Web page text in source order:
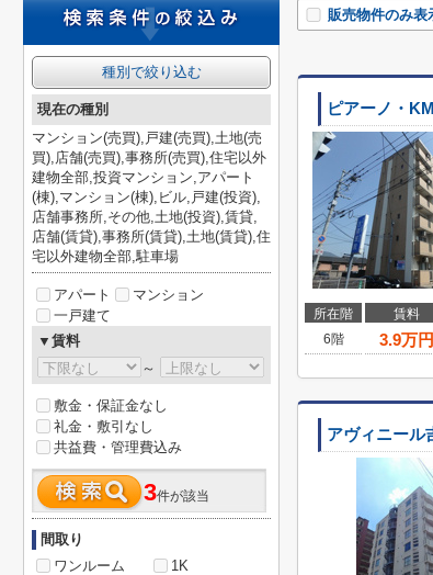
販売物件のみ表
ピアーノ・
所在階 賃料
6階
3.9万円
アヴィニール
種別で絞り込む
現在の種別
マンション(売買),戸建(売買),土地(売
買),店舗(売買),事務所(売買),住宅以外
建物全部,投資マンション,アパート
(棟),マンション(棟),ビル,戸建(投資),
店舗事務所,その他,土地(投資),賃貸,
店舗(賃貸),事務所(賃貸),土地(賃貸),住
宅以外建物全部,駐車場
アパート
マンション
一戸建て
▼賃料
～
敷金・保証金なし
礼金・敷引なし
共益費・管理費込み
3件が該当
間取り
ワンルーム
1K